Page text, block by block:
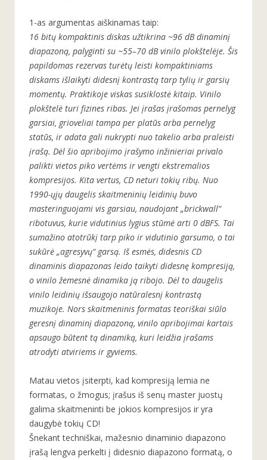
1-as argumentas aiškinamas taip:
16 bitų kompaktinis diskas užtikrina ~96 dB dinaminį
diapazoną, palyginti su ~55–70 dB vinilo plokštelėje. Šis
papildomas rezervas turėtų leisti kompaktiniams
diskams išlaikyti didesnį kontrastą tarp tylių ir garsių
momentų. Praktikoje viskas susiklostė kitaip. Vinilo
plokštelė turi fizines ribas. Jei įrašas įrašomas pernelyg
garsiai, grioveliai tampa per platūs arba pernelyg
statūs, ir adata gali nukrypti nuo takelio arba praleisti
įrašą. Dėl šio apribojimo įrašymo inžinieriai privalo
palikti vietos piko vertėms ir vengti ekstremalios
kompresijos. Kita vertus, CD neturi tokių ribų. Nuo
1990-ųjų daugelis skaitmeninių leidinių buvo
masteringuojami vis garsiau, naudojant „brickwall“
ribotuvus, kurie vidutinius lygius stūmė arti 0 dBFS. Tai
sumažino atotrūkį tarp piko ir vidutinio garsumo, o tai
sukūrė „agresyvų“ garsą. Iš esmės, didesnis CD
dinaminis diapazonas leido taikyti didesnę kompresiją,
o vinilo žemesnė dinamika ją ribojo. Dėl to daugelis
vinilo leidinių išsaugojo natūralesnį kontrastą
muzikoje. Nors skaitmeninis formatas teoriškai siūlo
geresnį dinaminį diapazoną, vinilo apribojimai kartais
apsaugo būtent tą dinamiką, kuri leidžia įrašams
atrodyti atviriems ir gyviems.
Matau vietos įsiterpti, kad kompresiją lemia ne
formatas, o žmogus; įrašus iš senų master juostų
galima skaitmeninti be jokios kompresijos ir yra
daugybė tokių CD!
Šnekant techniškai, mažesnio dinaminio diapazono
įrašą lengva perkelti į didesnio diapazono formatą, o